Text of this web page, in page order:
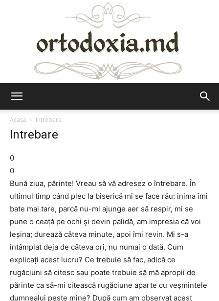
Acasă
Intrebare
Intrebare
0
0
Bună ziua, părinte! Vreau să vă adresez o întrebare. În
ultimul timp când plec la biserică mi se face rău: inima îmi
bate mai tare, parcă nu-mi ajunge aer să respir, mi se
pune o ceaţă pe ochi şi devin palidă, am impresia că voi
leşina; durează câteva minute, apoi îmi revin. Mi s-a
întâmplat deja de câteva ori, nu numai o dată. Cum
explicaţi acest lucru? Ce trebuie să fac, adică ce
rugăciuni să citesc sau poate trebuie să mă apropii de
părinte ca să-mi citească rugăciune aparte cu veşmintele
dumnealui peste mine? După cum am observat acest